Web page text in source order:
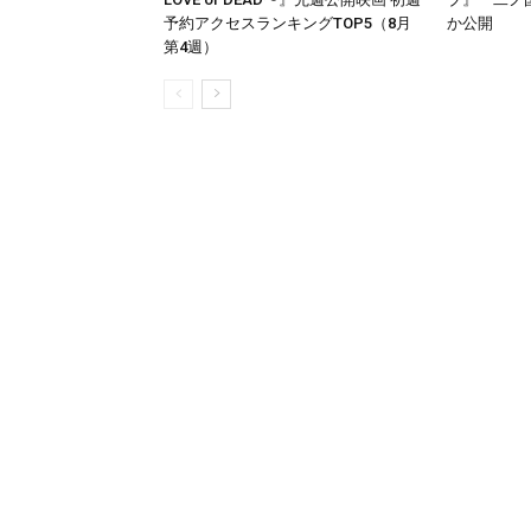
予約アクセスランキングTOP5（8月
第4週）
か公開